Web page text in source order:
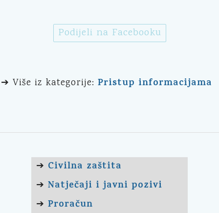
Podijeli na Facebooku
➔ Više iz kategorije: Pristup informacijama
➔ Civilna zaštita
➔ Natječaji i javni pozivi
➔ Proračun